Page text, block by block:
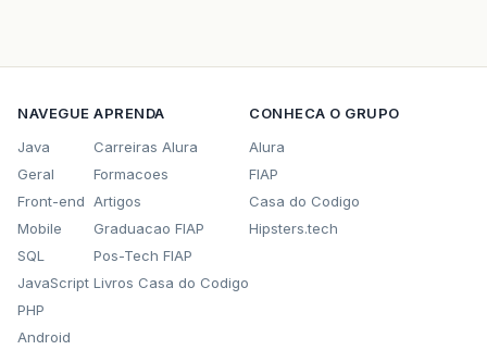
NAVEGUE
Java
Geral
Front-end
Mobile
SQL
JavaScript
PHP
Android
APRENDA
Carreiras Alura
Formacoes
Artigos
Graduacao FIAP
Pos-Tech FIAP
Livros Casa do Codigo
CONHECA O GRUPO
Alura
FIAP
Casa do Codigo
Hipsters.tech